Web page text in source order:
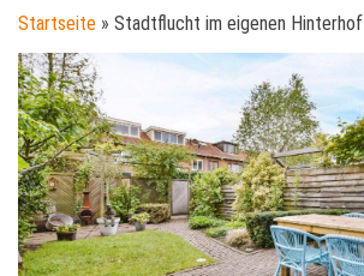
Startseite » Stadtflucht im eigenen Hinterhof